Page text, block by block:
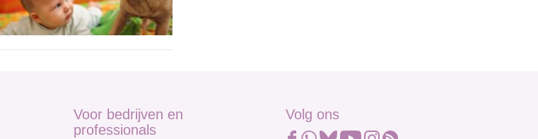
Voor bedrijven en
professionals
Volg ons